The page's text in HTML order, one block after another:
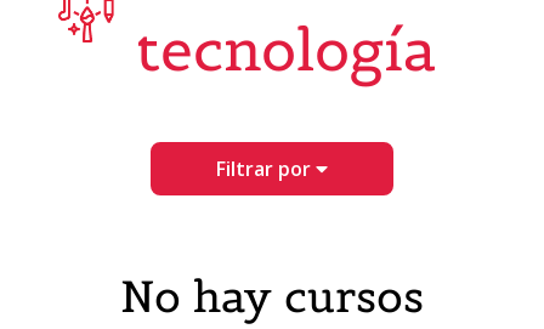
tecnología
Filtrar por
No hay cursos